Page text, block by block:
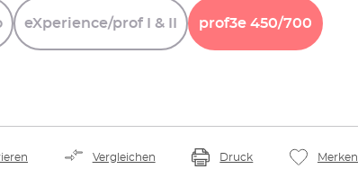
eXperience/prof & prof3e 450/700
Vergleichen Druck Merken